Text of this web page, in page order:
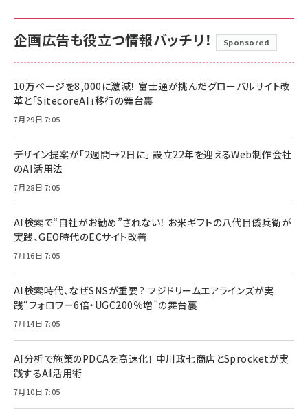
企画広告も役立つ情報バッチリ！ Sponsored
10万ページを8,000に激減！ 富士通が挑んだグローバルサイト改
革と「SitecoreAI」移行の舞台裏
7月29日 7:05
デザイン提案が「2週間→2日に」 設立22年を迎えるWeb制作会社
のAI活用法
7月28日 7:05
AI検索で“自社がお勧め”されない！ お米ギフトの八代目儀兵衛が
実践、GEO時代のECサイト改善
7月16日 7:05
AI検索時代、なぜSNSが重要？ フジドリームエアラインズが実
践“フォロワー6倍・UGC200％増”の舞台裏
7月14日 7:05
AI分析で施策のPDCAを高速化！ 中川政七商店とSprocketが実
践するAI活用術
7月10日 7:05